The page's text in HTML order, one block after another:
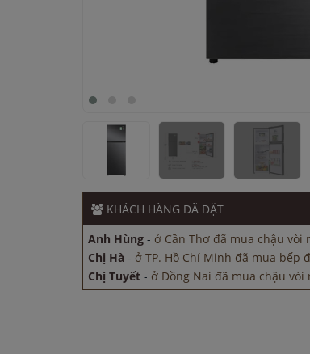
KHÁCH HÀNG ĐÃ ĐẶT
ở TP. Hồ Chí Minh đã mua bếp
ở Đồng Nai đã mua chậu vòi
Chị Hà
ở Đồng Nai đã mua chậu vòi
Anh Minh
ở Cần Thơ đã mua bếp điện
Anh Hùng - ở Cần Thơ đã mua chậu
Chị Hà - ở TP. Hồ Chí Minh đã mua bếp
Chị Tuyết - ở Đồng Nai đã mua chậu
Chị Hà-ở Đồng Nai đã mua chậu vòi